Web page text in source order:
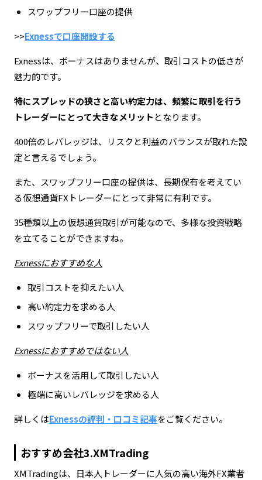
スワップフリー口座の提供
>>Exnessで口座開設する
Exnessは、ボーナスはありませんが、取引コストの低さが
魅力的です。
特にスプレッドの狭さと高い約定力は、頻繁に取引を行う
トレーダーにとって大きなメリット となります。
400倍のレバレッジは、リスクと利益のバランスが取れた設
定と言えるでしょう。
また、スワップフリー口座の提供は、長期保有を考えてい
る仮想通貨FXトレーダーにとって非常に有利です。
35種類以上の仮想通貨取引が可能なので、多様な投資戦略
を立てることができますね。
Exnessにおすすめな人
取引コストを抑えたい人
高い約定力を求める人
スワップフリーで取引したい人
Exnessにおすすめではない人
ボーナスを活用して取引したい人
極端に高いレバレッジを求める人
詳しくはExnessの評判・口コミ記事をご覧ください。
おすすめ会社3.XMTrading
XMTradingは、日本人トレーダーに人気の高い海外FX業者